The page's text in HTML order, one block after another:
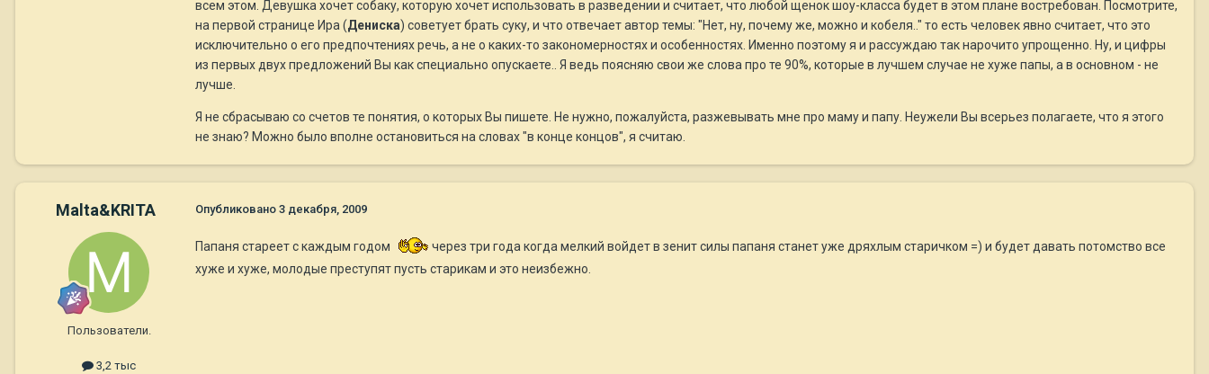
всем этом. Девушка хочет собаку, которую хочет использовать в разведении и считает, что любой щенок шоу-класса будет в этом плане востребован. Посмотрите,
на первой странице Ира (Дениска) советует брать суку, и что отвечает автор темы: "Нет, ну, почему же, можно и кобеля.." то есть человек явно считает, что это
исключительно о его предпочтениях речь, а не о каких-то закономерностях и особенностях. Именно поэтому я и рассуждаю так нарочито упрощенно. Ну, и цифры
из первых двух предложений Вы как специально опускаете.. Я ведь поясняю свои же слова про те 90%, которые в лучшем случае не хуже папы, а в основном - не
лучше.
Я не сбрасываю со счетов те понятия, о которых Вы пишете. Не нужно, пожалуйста, разжевывать мне про маму и папу. Неужели Вы всерьез полагаете, что я этого
не знаю? Можно было вполне остановиться на словах "в конце концов", я считаю.
Malta&KRITA
Пользователи.
3,2 тыс
Опубликовано 3 декабря, 2009
Папаня стареет с каждым годом
через три года когда мелкий войдет в зенит силы папаня станет уже дряхлым старичком =) и будет давать потомство все
хуже и хуже, молодые преступят пусть старикам и это неизбежно.